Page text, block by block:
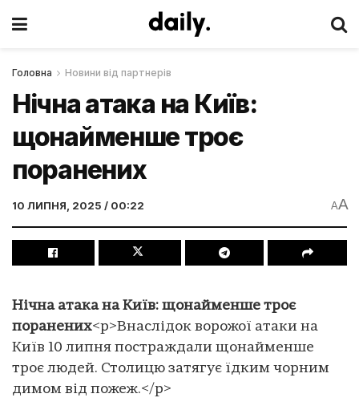
Головна Новини від партнерів
Нічна атака на Київ:
щонайменше троє
поранених
10 ЛИПНЯ, 2025 / 00:22 AA
Нічна атака на Київ: щонайменше троє
поранених<p>Внаслідок ворожої атаки на
Київ 10 липня постраждали щонайменше
троє людей. Столицю затягує їдким чорним
димом від пожеж.</p>